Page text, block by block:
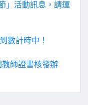
」活動訊息，請運
數計時中！
教師證書核發辦